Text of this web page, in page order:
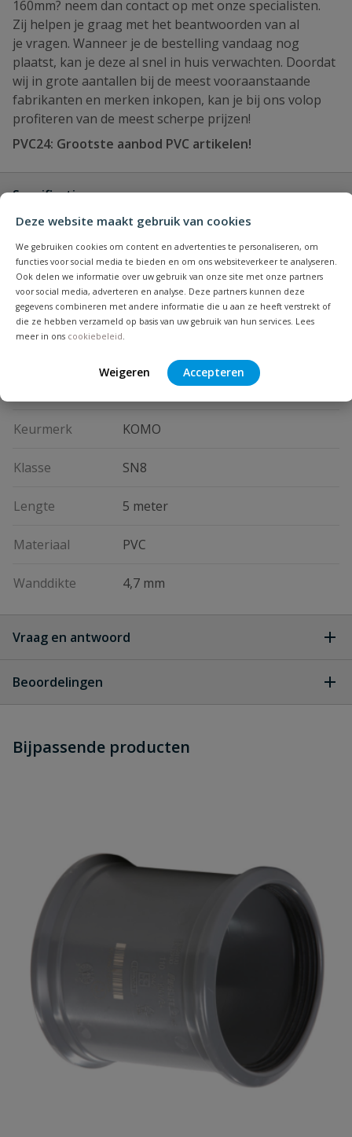
Deze website maakt gebruik van cookies
We gebruiken cookies om content en advertenties te personaliseren, om
functies voor social media te bieden en om ons websiteverkeer te analyseren.
Ook delen we informatie over uw gebruik van onze site met onze partners
voor social media, adverteren en analyse. Deze partners kunnen deze
gegevens combineren met andere informatie die u aan ze heeft verstrekt of
die ze hebben verzameld op basis van uw gebruik van hun services. Lees
meer in ons cookiebeleid
Weigeren Accepteren
160mm? neem dan contact op met onze specialisten.
Zij helpen je graag met het beantwoorden van al
je vragen. Wanneer je de bestelling vandaag nog
plaatst, kan je deze al snel in huis verwachten. Doordat
wij in grote aantallen bij de meest vooraanstaande
fabrikanten en merken inkopen, kan je bij ons volop
profiteren van de meest scherpe prijzen!
PVC24: Grootste aanbod PVC artikelen!
Specificaties
Binnendiameter 150,6 mm
Buitendiameter 160 mm
Keurmerk KOMO
Klasse SN8
Lengte 5 meter
Materiaal PVC
Wanddikte 4,7 mm
Vraag en antwoord
dit product?
Beoordelingen
Schrijf zelf een beoordeling
Samenvatting
Beoordeling
Bijpassende producten